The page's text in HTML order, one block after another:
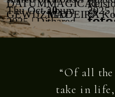
“Of all
take in life,